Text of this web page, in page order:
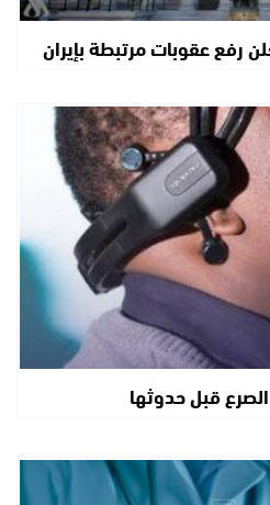
رفع عقوبات مرتبطة بإيران
قبل حدوثها